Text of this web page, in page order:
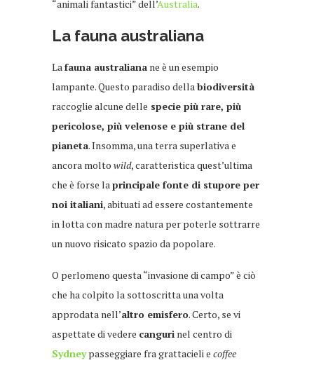
“animali fantastici” dell’Australia.
La fauna australiana
La fauna australiana ne è un esempio
lampante. Questo paradiso della biodiversità
raccoglie alcune delle specie più rare, più
pericolose, più velenose e più strane del
pianeta. Insomma, una terra superlativa e
ancora molto wild, caratteristica quest’ultima
che è forse la principale fonte di stupore per
noi italiani, abituati ad essere costantemente
in lotta con madre natura per poterle sottrarre
un nuovo risicato spazio da popolare.
O perlomeno questa “invasione di campo” è ciò
che ha colpito la sottoscritta una volta
approdata nell’altro emisfero. Certo, se vi
aspettate di vedere canguri nel centro di
Sydneypasseggiare fra grattacieli e coffee